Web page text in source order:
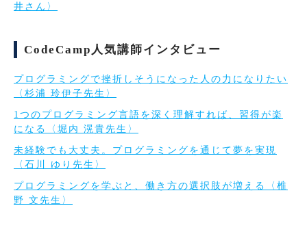
井さん〉
CodeCamp人気講師インタビュー
プログラミングで挫折しそうになった人の力になりたい
〈杉浦 玲伊子先生〉
1つのプログラミング言語を深く理解すれば、習得が楽
になる〈堀内 滉貴先生〉
未経験でも大丈夫。プログラミングを通じて夢を実現
〈石川 ゆり先生〉
プログラミングを学ぶと、働き方の選択肢が増える〈椎
野 文先生〉